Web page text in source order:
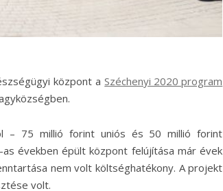
központ aSzéchenyi 2020 program
– 75 millió forint uniós és 50 millió forint
években épült központ felújítása már évek
nem volt költséghatékony. A projekt
volt.